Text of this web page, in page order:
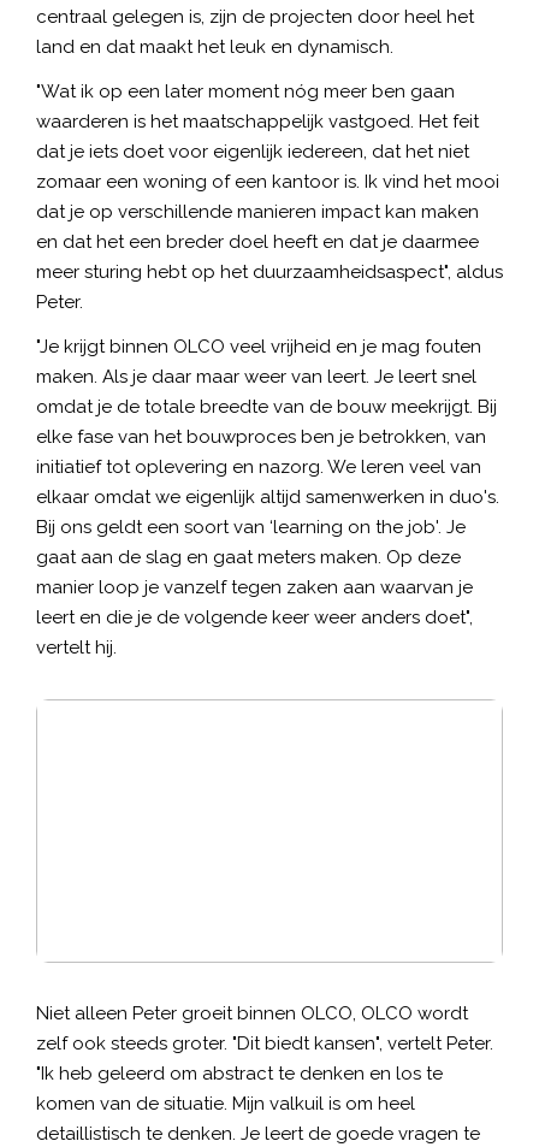
centraal gelegen is, zijn de projecten door heel het
land en dat maakt het leuk en dynamisch.
"Wat ik op een later moment nóg meer ben gaan
waarderen is het maatschappelijk vastgoed. Het feit
dat je iets doet voor eigenlijk iedereen, dat het niet
zomaar een woning of een kantoor is. Ik vind het mooi
dat je op verschillende manieren impact kan maken
en dat het een breder doel heeft en dat je daarmee
meer sturing hebt op het duurzaamheidsaspect", aldus
Peter.
"Je krijgt binnen OLCO veel vrijheid en je mag fouten
maken. Als je daar maar weer van leert. Je leert snel
omdat je de totale breedte van de bouw meekrijgt. Bij
elke fase van het bouwproces ben je betrokken, van
initiatief tot oplevering en nazorg. We leren veel van
elkaar omdat we eigenlijk altijd samenwerken in duo's.
Bij ons geldt een soort van ‘learning on the job'. Je
gaat aan de slag en gaat meters maken. Op deze
manier loop je vanzelf tegen zaken aan waarvan je
leert en die je de volgende keer weer anders doet",
vertelt hij.
Niet alleen Peter groeit binnen OLCO, OLCO wordt
zelf ook steeds groter. "Dit biedt kansen", vertelt Peter.
"Ik heb geleerd om abstract te denken en los te
komen van de situatie. Mijn valkuil is om heel
detaillistisch te denken. Je leert de goede vragen te